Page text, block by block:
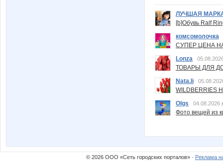
ЛУЧШАЯ
[b]Обувь Ralf
комсомолочка
СУПЕР ЦЕНА
Lonza
ТОВАРЫ ДЛЯ
Nata.li
Olgs
04.08.2026
Фото вещей из
© 2026 ООО «Сеть городских порталов» · Реклама